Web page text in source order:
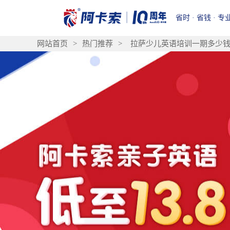
省时 · 省钱 · 专
网站首页 > 热门推荐 > 拉萨少儿英语培训一期多少钱